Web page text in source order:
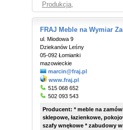
Produkcja,
FRAJ Meble na Wymiar
ul. Miodowa 9
Dziekanów Leśny
05-092 Łomianki
mazowieckie
marcin@fraj.pl
www.fraj.pl
515 068 652
502 093 543
Producent: * meble na
sklepowe, łazienkowe,
szafy wnękowe * zabudowy